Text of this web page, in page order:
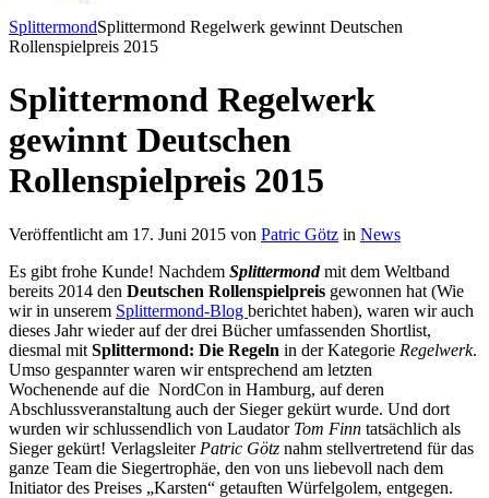
SplittermondSplittermond Regelwerk gewinnt Deutschen
Rollenspielpreis 2015
Splittermond Regelwerk
gewinnt Deutschen
Rollenspielpreis 2015
Veröffentlicht am 17. Juni 2015 von Patric Götz in News
Es gibt frohe Kunde! Nachdem Splittermond mit dem Weltband
bereits 2014 den Deutschen Rollenspielpreis gewonnen hat (Wie
wir in unserem Splittermond-Blog berichtet haben), waren wir auch
dieses Jahr wieder auf der drei Bücher umfassenden Shortlist,
diesmal mit Splittermond: Die Regeln in der Kategorie Regelwerk.
Umso gespannter waren wir entsprechend am letzten
Wochenende auf die NordCon in Hamburg, auf deren
Abschlussveranstaltung auch der Sieger gekürt wurde. Und dort
wurden wir schlussendlich von Laudator Tom Finn tatsächlich als
Sieger gekürt! Verlagsleiter Patric Götz nahm stellvertretend für das
ganze Team die Siegertrophäe, den von uns liebevoll nach dem
Initiator des Preises „Karsten“ getauften Würfelgolem, entgegen.